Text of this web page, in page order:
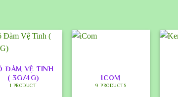
ĐÀM VỆ TINH
( 3G/4G)
1 PRODUCT
ICOM
9 PRODUCTS